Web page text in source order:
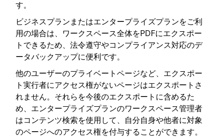
す。
ビジネスプランまたはエンタープライズプランをご利
用の場合は、ワークスペース全体をPDFにエクスポー
トできるため、法令遵守やコンプライアンス対応のデ
ータバックアップに便利です。
他のユーザーのプライベートページなど、エクスポー
ト実行者にアクセス権がないページはエクスポートさ
れません。それらを今後のエクスポートに含めるた
め、エンタープライズプランのワークスペース管理者
はコンテンツ検索を使用して、自分自身や他者に対象
のページへのアクセス権を付与することができます。